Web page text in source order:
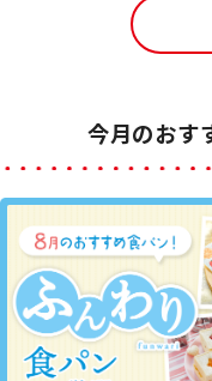
今月のお